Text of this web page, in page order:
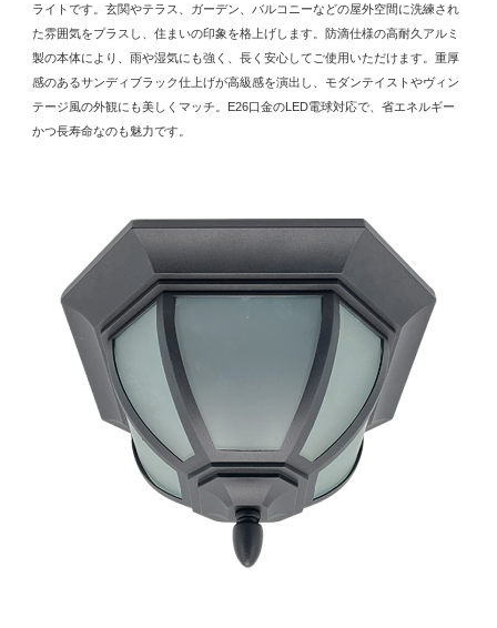
ライトです。玄関やテラス、ガーデン、バルコニーなどの屋外空間に洗練され
た雰囲気をプラスし、住まいの印象を格上げします。防滴仕様の高耐久アルミ
製の本体により、雨や湿気にも強く、長く安心してご使用いただけます。重厚
感のあるサンディブラック仕上げが高級感を演出し、モダンテイストやヴィン
テージ風の外観にも美しくマッチ。E26口金のLED電球対応で、省エネルギー
かつ長寿命なのも魅力です。